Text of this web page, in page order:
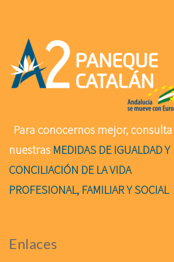
Para conocernos mejor, consulta
nuestras MEDIDAS DE IGUALDAD Y
CONCILIACIÓN DE LA VIDA
PROFESIONAL, FAMILIAR Y SOCIAL
Enlaces